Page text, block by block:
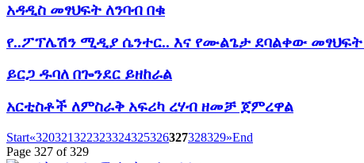
አዳዲስ መፃህፍት ለንባብ በቁ
የ..ፖፕሌሽን ሚዲያ ሴንተር.. እና የሙልጌታ ደባልቀው
ይርጋ ዱባለ በጐንደር ይዘከራል
አርቲስቶች ለምስራቅ አፍሪካ ረሃብ ዘመቻ ጀምረዋል
Start«320321322323324325326327328329»End
Page 327 of 329